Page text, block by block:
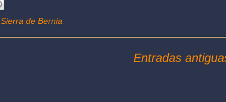
Sierra de Bernia
Entradas